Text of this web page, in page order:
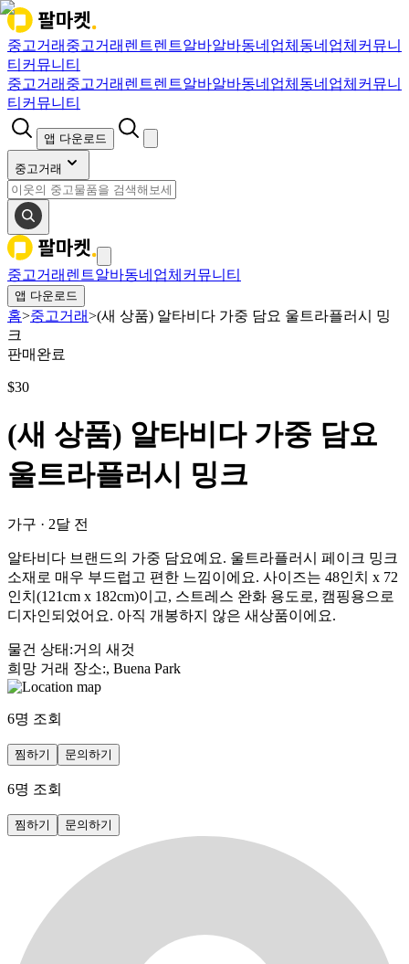
중고거래 중고거래 렌트렌트알바알바동네업체 동네업체 커뮤니
티 커뮤니티
중고거래 중고거래 렌트렌트알바알바동네업체 동네업체 커뮤니
티 커뮤니티
앱 다운로드
중고거래
중고거래 렌트알바동네업체 커뮤니티
앱 다운로드
홈>중고거래>(새 상품) 알타비다 가중 담요 울트라플러시 밍
크
판매완료
$30
(새 상품) 알타비다 가중 담요
울트라플러시 밍크
가구 · 2달 전
알타비다 브랜드의 가중 담요예요. 울트라플러시 페이크 밍크
소재로 매우 부드럽고 편한 느낌이에요. 사이즈는 48인치 x 72
인치(121cm x 182cm)이고, 스트레스 완화 용도로, 캠핑용으로
디자인되었어요. 아직 개봉하지 않은 새상품이에요.
물건 상태 :거의 새것
희망 거래 장소:, Buena Park
6명 조회
찜하기 문의하기
6명 조회
찜하기 문의하기